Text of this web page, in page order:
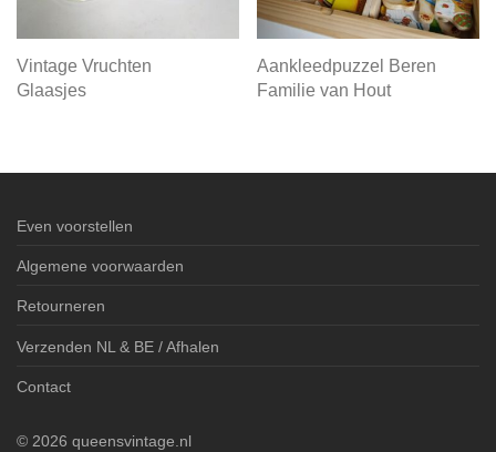
Vintage Vruchten
Glaasjes
Aankleedpuzzel Beren
Familie van Hout
Even voorstellen
Algemene voorwaarden
Retourneren
Verzenden NL & BE / Afhalen
Contact
© 2026 queensvintage.nl